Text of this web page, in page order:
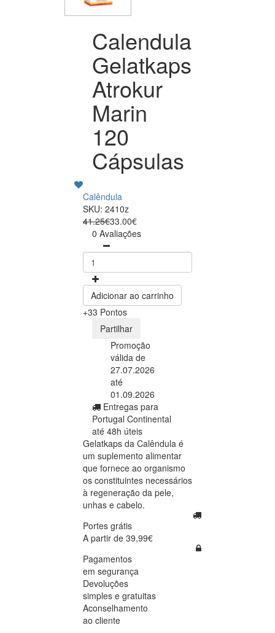
Calendula
Gelatkaps
Atrokur
Marin
120
Cápsulas
Calêndula
SKU: 2410z
41.25€33.00€
0 Avaliações
Adicionar ao carrinho
+33 Pontos
Partilhar
Promoção
válida de
27.07.2026
até
01.09.2026
Entregas para
Portugal Continental
até 48h úteis
Gelatkaps da Calêndula é
um suplemento alimentar
que fornece ao organismo
os constituintes necessários
à regeneração da pele,
unhas e cabelo.
Portes grátis
A partir de 39,99€
Pagamentos
em segurança
Devoluções
simples e gratuitas
Aconselhamento
ao cliente